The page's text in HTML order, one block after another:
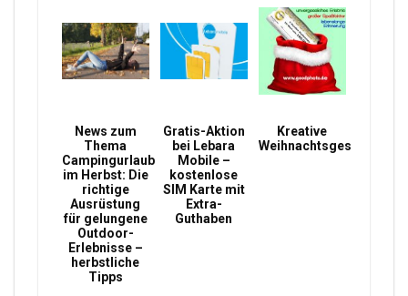
News zum
Thema
Campingurlaub
im Herbst: Die
richtige
Ausrüstung
für gelungene
Outdoor-
Erlebnisse –
herbstliche
Tipps
Gratis-Aktion
bei Lebara
Mobile –
kostenlose
SIM Karte mit
Extra-
Guthaben
Kreative
Weihnachtsgeschenke